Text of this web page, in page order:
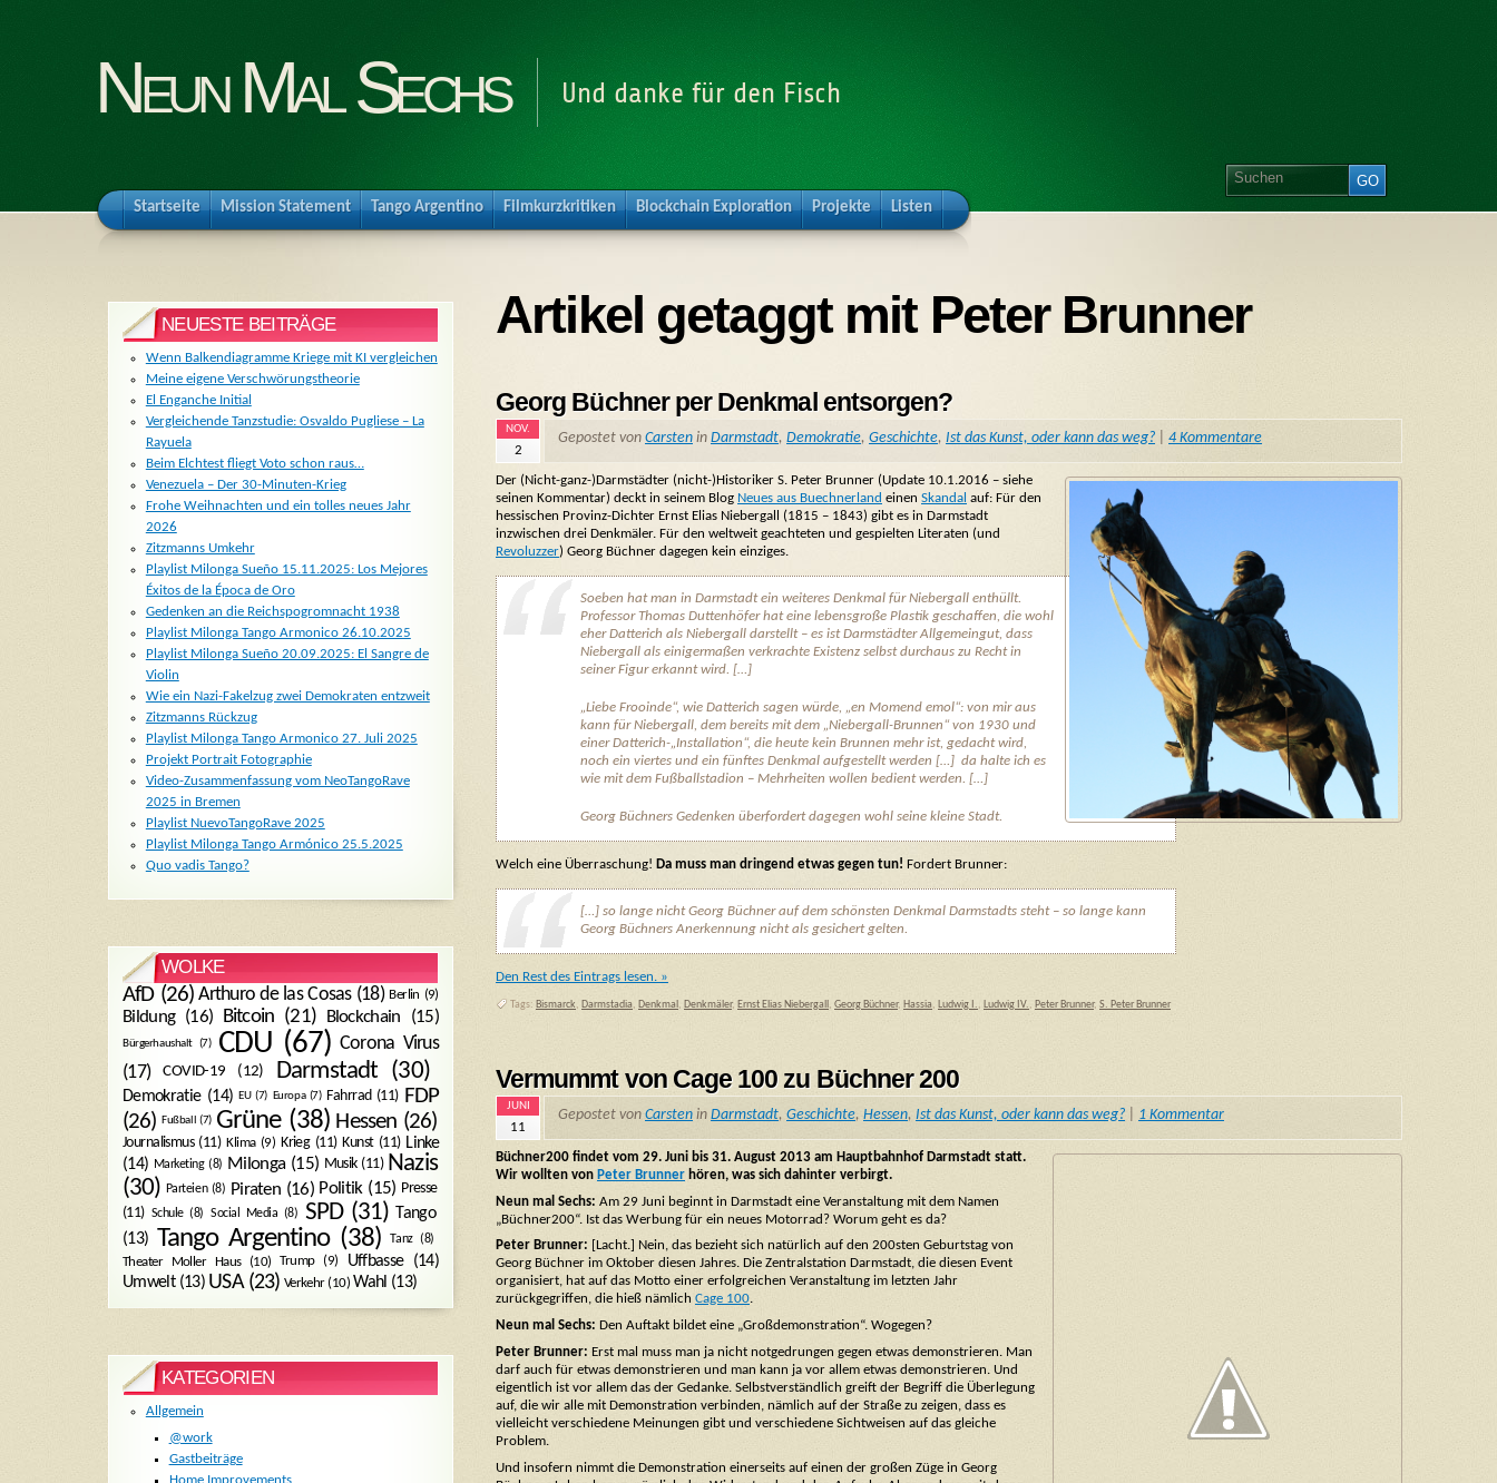
Neun Mal Sechs Und danke für den Fisch
Startseite Mission Statement Tango Argentino Filmkurzkritiken Blockchain Exploration Projekte Listen
Artikel getaggt mit Peter Brunner
Georg Büchner per Denkmal entsorgen?
NOV.
2
Gepostet von Carsten in Darmstadt, Demokratie, Geschichte, Ist das Kunst, oder kann das weg? 4 Kommentare
Der (Nicht-ganz-)Darmstädter (nicht-)Historiker S. Peter Brunner (Update 10.1.2016 – siehe
seinen Kommentar) deckt in seinem Blog Neues aus Buechnerland einen Skandal auf: Für den
hessischen Provinz-Dichter Ernst Elias Niebergall (1815 – 1843) gibt es in Darmstadt
inzwischen drei Denkmäler. Für den weltweit geachteten und gespielten Literaten (und
Revoluzzer) Georg Büchner dagegen kein einziges.
Soeben hat man in Darmstadt ein weiteres Denkmal für Niebergall enthüllt.
Professor Thomas Duttenhöfer hat eine lebensgroße Plastik geschaffen, die wohl
eher Datterich als Niebergall darstellt – es ist Darmstädter Allgemeingut, dass
Niebergall als einigermaßen verkrachte Existenz selbst durchaus zu Recht in
seiner Figur erkannt wird. […]
„Liebe Frooinde“, wie Datterich sagen würde, „en Momend emol“: von mir aus
kann für Niebergall, dem bereits mit dem „Niebergall-Brunnen“ von 1930 und
einer Datterich-„Installation“, die heute kein Brunnen mehr ist, gedacht wird,
noch ein viertes und ein fünftes Denkmal aufgestellt werden […] da halte ich es
wie mit dem Fußballstadion – Mehrheiten wollen bedient werden. […]
Georg Büchners Gedenken überfordert dagegen wohl seine kleine Stadt.
Welch eine Überraschung! Da muss man dringend etwas gegen tun! Fordert Brunner:
[…] so lange nicht Georg Büchner auf dem schönsten Denkmal Darmstadts steht – so lange kann
Georg Büchners Anerkennung nicht als gesichert gelten.
Den Rest des Eintrags lesen. »
Tags: Bismarck, Darmstadia, Denkmal, Denkmäler, Ernst Elias Niebergall, Georg Büchner, Hassia, Ludwig I., Ludwig IV., Peter Brunner, S. Peter Brunner
Vermummt von Cage 100 zu Büchner 200
JUNI
11
Gepostet von Carsten in Darmstadt, Geschichte, Hessen, Ist das Kunst, oder kann das weg? 1 Kommentar
Büchner200 findet vom 29. Juni bis 31. August 2013 am Hauptbahnhof Darmstadt statt.
Wir wollten von Peter Brunner hören, was sich dahinter verbirgt.
Neun mal Sechs: Am 29 Juni beginnt in Darmstadt eine Veranstaltung mit dem Namen
„Büchner200“. Ist das Werbung für ein neues Motorrad? Worum geht es da?
Peter Brunner: [Lacht.] Nein, das bezieht sich natürlich auf den 200sten Geburtstag von
Georg Büchner im Oktober diesen Jahres. Die Zentralstation Darmstadt, die diesen Event
organisiert, hat auf das Motto einer erfolgreichen Veranstaltung im letzten Jahr
zurückgegriffen, die hieß nämlich Cage 100.
Neun mal Sechs: Den Auftakt bildet eine „Großdemonstration“. Wogegen?
Peter Brunner: Erst mal muss man ja nicht notgedrungen gegen etwas demonstrieren. Man
darf auch für etwas demonstrieren und man kann ja vor allem etwas demonstrieren. Und
eigentlich ist vor allem das der Gedanke. Selbstverständlich greift der Begriff die Überlegung
auf, die wir alle mit Demonstration verbinden, nämlich auf der Straße zu zeigen, dass es
vielleicht verschiedene Meinungen gibt und verschiedene Sichtweisen auf das gleiche
Problem.
Und insofern nimmt die Demonstration einerseits auf einen der großen Züge in Georg
NEUESTE BEITRÄGE
Wenn Balkendiagramme Kriege mit KI vergleichen
Meine eigene Verschwörungstheorie
El Enganche Initial
Vergleichende Tanzstudie: Osvaldo Pugliese – La
Rayuela
Beim Elchtest fliegt Voto schon raus…
Venezuela – Der 30-Minuten-Krieg
Frohe Weihnachten und ein tolles neues Jahr
2026
Zitzmanns Umkehr
Playlist Milonga Sueño 15.11.2025: Los Mejores
Éxitos de la Época de Oro
Gedenken an die Reichspogromnacht 1938
Playlist Milonga Tango Armonico 26.10.2025
Playlist Milonga Sueño 20.09.2025: El Sangre de
Violin
Wie ein Nazi-Fakelzug zwei Demokraten entzweit
Zitzmanns Rückzug
Playlist Milonga Tango Armonico 27. Juli 2025
Projekt Portrait Fotographie
Video-Zusammenfassung vom NeoTangoRave
2025 in Bremen
Playlist NuevoTangoRave 2025
Playlist Milonga Tango Armónico 25.5.2025
Quo vadis Tango?
WOLKE
AfD(26) Arthuro de las Cosas(18) Berlin (9)
Bildung(16) Bitcoin (21) Blockchain (15)
Bürgerhaushalt (7) CDU (67) Corona Virus
(17)
COVID-19 (12) Darmstadt (30)
Demokratie(14) EU(7) Europa(7) Fahrrad (11) FDP
(26) Fußball (7) Grüne(38) Hessen (26)
Journalismus(11) Klima(9) Krieg(11) Kunst(11) Linke
(14) Marketing(8) Milonga(15) Musik(11) Nazis
(30) Parteien(8) Piraten (16) Politik(15) Presse
(11) Schule(8) Social Media (8) SPD(31) Tango
(13)
Tango Argentino(38) Tanz(8)
Theater Moller Haus(10) Trump(9) Uffbasse(14)
Umwelt(13) USA(23) Verkehr(10) Wahl (13)
KATEGORIEN
Allgemein
@work
Gastbeiträge